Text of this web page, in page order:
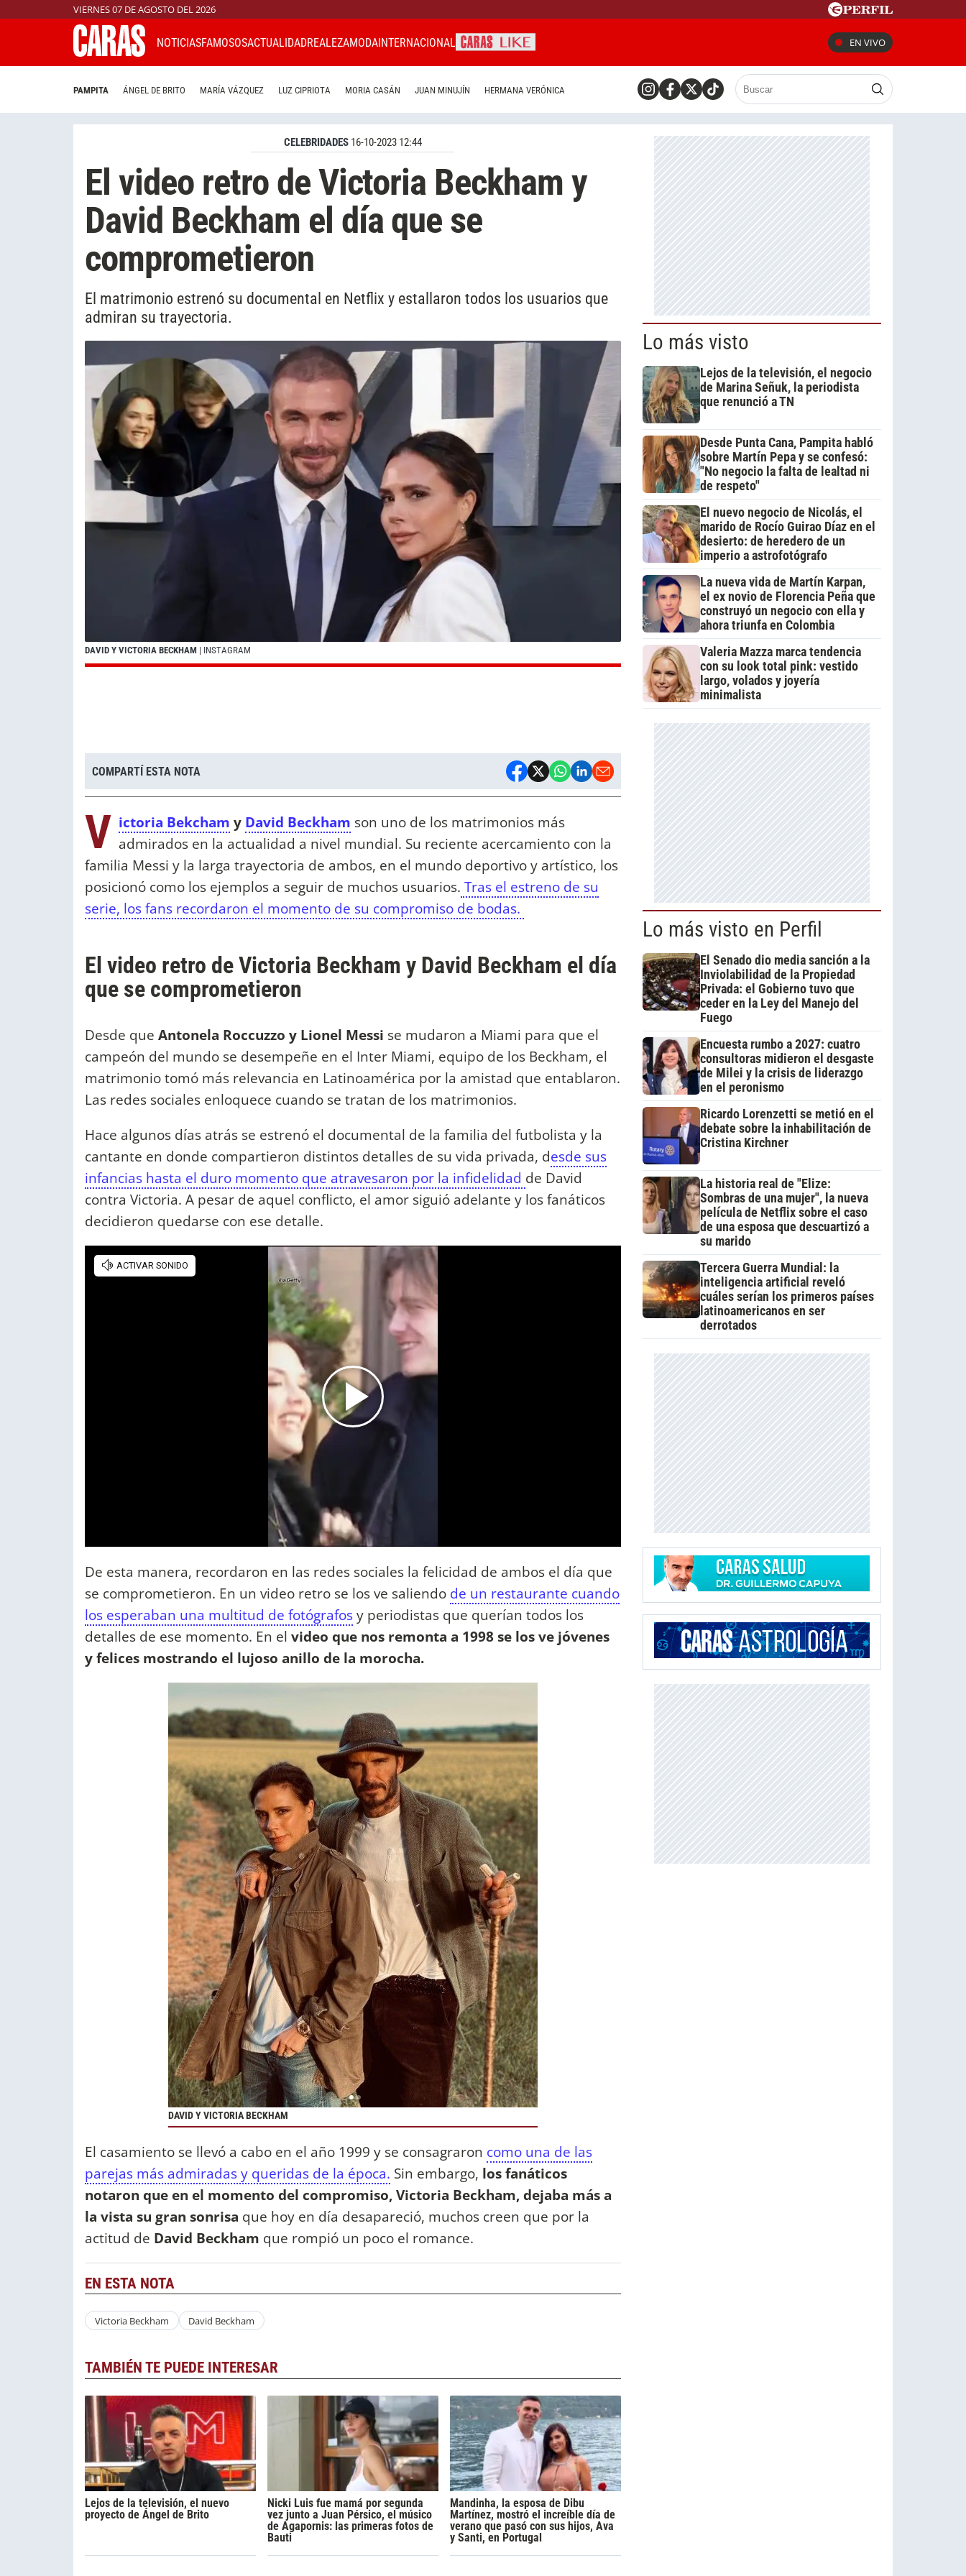
VIERNES 07 DE AGOSTO DEL 2026
NOTICIASFAMOSOSACTUALIDADREALEZAMODAINTERNACIONAL EN VIVO
PAMPITA ÁNGEL DE BRITO MARÍA VÁZQUEZ LUZ CIPRIOTA MORIA CASÁN JUAN MINUJÍN HERMANA VERÓNICA
CELEBRIDADES 16-10-2023 12:44
El video retro de Victoria Beckham y
David Beckham el día que se
comprometieron
El matrimonio estrenó su documental en Netflix y estallaron todos los usuarios que
admiran su trayectoria.
DAVID Y VICTORIA BECKHAM | INSTAGRAM
COMPARTÍ ESTA NOTA
V ictoria Bekcham y David Beckham son uno de los matrimonios más
admirados en la actualidad a nivel mundial. Su reciente acercamiento con la
familia Messi y la larga trayectoria de ambos, en el mundo deportivo y artístico, los
posicionó como los ejemplos a seguir de muchos usuarios. Tras el estreno de su
serie, los fans recordaron el momento de su compromiso de bodas.
El video retro de Victoria Beckham y David Beckham el día
que se comprometieron
Desde que Antonela Roccuzzo y Lionel Messi se mudaron a Miami para que el
campeón del mundo se desempeñe en el Inter Miami, equipo de los Beckham, el
matrimonio tomó más relevancia en Latinoamérica por la amistad que entablaron.
Las redes sociales enloquece cuando se tratan de los matrimonios.
Hace algunos días atrás se estrenó el documental de la familia del futbolista y la
cantante en donde compartieron distintos detalles de su vida privada, desde sus
infancias hasta el duro momento que atravesaron por la infidelidad de David
contra Victoria. A pesar de aquel conflicto, el amor siguió adelante y los fanáticos
decidieron quedarse con ese detalle.
De esta manera, recordaron en las redes sociales la felicidad de ambos el día que
se comprometieron. En un video retro se los ve saliendo de un restaurante cuando
los esperaban una multitud de fotógrafosy periodistas que querían todos los
detalles de ese momento. En el video que nos remonta a 1998 se los ve jóvenes
y felices mostrando el lujoso anillo de la morocha.
DAVID Y VICTORIA BECKHAM
El casamiento se llevó a cabo en el año 1999 y se consagraron como una de las
parejas más admiradas y queridas de la época. Sin embargo, los fanáticos
notaron que en el momento del compromiso, Victoria Beckham, dejaba más a
la vista su gran sonrisa que hoy en día desapareció, muchos creen que por la
actitud de David Beckham que rompió un poco el romance.
EN ESTA NOTA
Victoria Beckham David Beckham
TAMBIÉN TE PUEDE INTERESAR
Lejos de la televisión, el nuevo
proyecto de Ángel de Brito
Nicki Luis fue mamá por segunda
vez junto a Juan Pérsico, el músico
de Agapornis: las primeras fotos de
Bauti
Mandinha, la esposa de Dibu
Martínez, mostró el increíble día de
verano que pasó con sus hijos, Ava
y Santi, en Portugal
Lo más visto
Lejos de la televisión, el negocio
de Marina Señuk, la periodista
que renunció a TN
Desde Punta Cana, Pampita habló
sobre Martín Pepa y se confesó:
"No negocio la falta de lealtad ni
de respeto"
El nuevo negocio de Nicolás, el
marido de Rocío Guirao Díaz en el
desierto: de heredero de un
imperio a astrofotógrafo
La nueva vida de Martín Karpan,
el ex novio de Florencia Peña que
construyó un negocio con ella y
ahora triunfa en Colombia
Valeria Mazza marca tendencia
con su look total pink: vestido
largo, volados y joyería
minimalista
Lo más visto en Perfil
El Senado dio media sanción a la
Inviolabilidad de la Propiedad
Privada: el Gobierno tuvo que
ceder en la Ley del Manejo del
Fuego
Encuesta rumbo a 2027: cuatro
consultoras midieron el desgaste
de Milei y la crisis de liderazgo
en el peronismo
Ricardo Lorenzetti se metió en el
debate sobre la inhabilitación de
Cristina Kirchner
La historia real de "Elize:
Sombras de una mujer", la nueva
película de Netflix sobre el caso
de una esposa que descuartizó a
su marido
Tercera Guerra Mundial: la
inteligencia artificial reveló
cuáles serían los primeros países
latinoamericanos en ser
derrotados